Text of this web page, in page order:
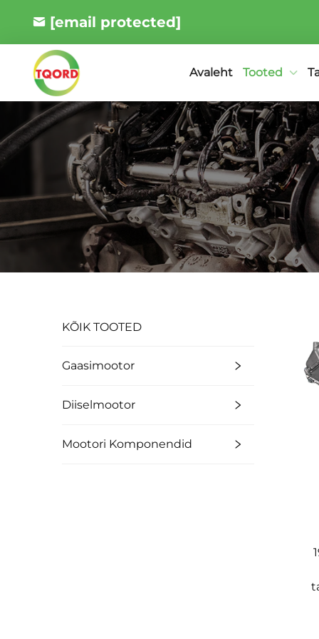
[email protected]
Avaleht Tooted
KÕIK TOOTED
Gaasimootor
Diiselmootor
Mootori Komponendid